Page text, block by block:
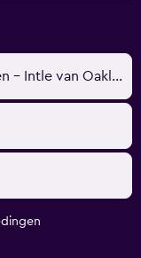
Oakland, CA, De Verenigde Staten - Intle van Oakland (OAK)